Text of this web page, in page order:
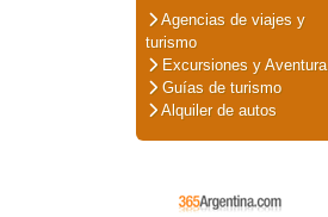
Agencias de viajes y
turismo
Excursiones y Aventura
Guías de turismo
Alquiler de autos